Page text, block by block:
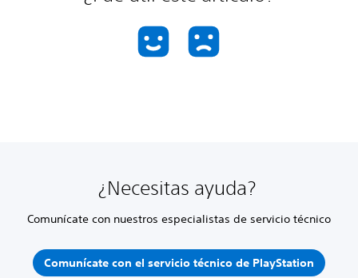
¿Necesitas ayuda?
Comunícate con nuestros especialistas de servicio técnico
Comunícate con el servicio técnico de PlayStation